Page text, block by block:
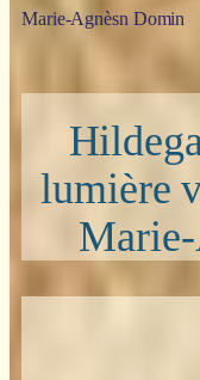
Marie-Agnèsn Domin
lumière